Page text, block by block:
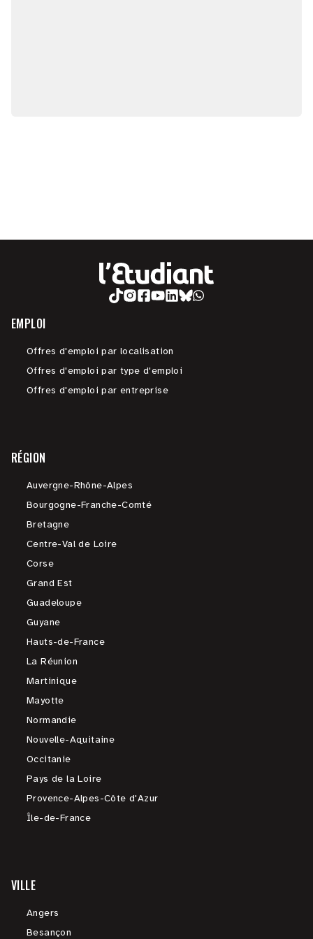
EMPLOI
Offres d'emploi par localisation
Offres d'emploi par type d'emploi
Offres d'emploi par entreprise
RÉGION
Auvergne-Rhône-Alpes
Bourgogne-Franche-Comté
Bretagne
Centre-Val de Loire
Corse
Grand Est
Guadeloupe
Guyane
Hauts-de-France
La Réunion
Martinique
Mayotte
Normandie
Nouvelle-Aquitaine
Occitanie
Pays de la Loire
Provence-Alpes-Côte d'Azur
Île-de-France
VILLE
Angers
Besançon